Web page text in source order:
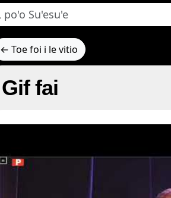
← Toe foi i le vitio
Gif fai